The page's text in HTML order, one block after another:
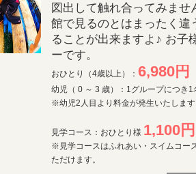
図出して触れ合ってみませ
館で見るのとはまったく違
ることが出来ますよ♪ お子
ーです。
おひとり（4歳以上）： 6,980円
幼児（ 0 ～ 3 歳）：1グループにつき1
※幼児2人目より料金が発生いたしま
見学コース：おひとり様 1,100円
※見学コースはふれあい・スイムコー
ただけます。